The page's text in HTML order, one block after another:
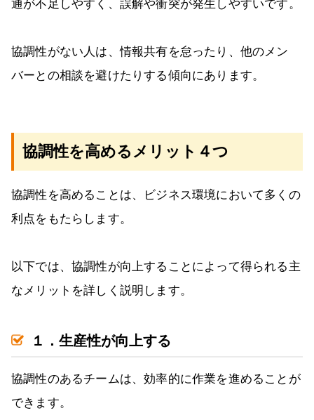
通が不足しやすく、誤解や衝突が発生しやすいです。
協調性がない人は、情報共有を怠ったり、他のメン
バーとの相談を避けたりする傾向にあります。
協調性を高めるメリット４つ
協調性を高めることは、ビジネス環境において多くの
利点をもたらします。
以下では、協調性が向上することによって得られる主
なメリットを詳しく説明します。
１．生産性が向上する
協調性のあるチームは、効率的に作業を進めることが
できます。